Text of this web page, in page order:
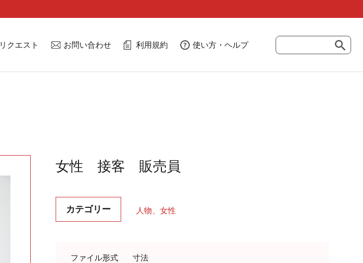
リクエスト お問い合わせ 利用規約 使い方・ヘルプ
女性 接客 販売員
カテゴリー 人物 女性
ファイル形式 寸法